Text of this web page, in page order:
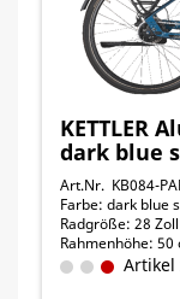
KETTLER
dark blue
Art.Nr. KB084-
Farbe: dark blue
Radgröße: 28 Zoll
Rahmenhöhe: 50